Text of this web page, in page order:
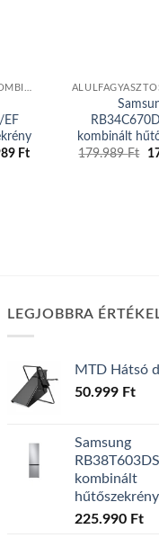
EF
FtCurrent
kombinált
179.989Ft
LEGJOBBRA
MTD Hátsó
50.999 Ft
Samsung
kombinált
hűtőszekrény
225.990 Ft